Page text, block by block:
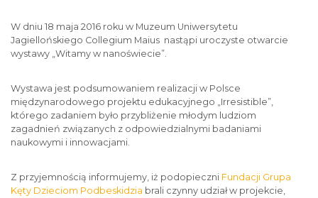
W dniu 18 maja 2016 roku w Muzeum Uniwersytetu
Jagiellońskiego Collegium Maius nastąpi uroczyste otwarcie
wystawy „Witamy w nanoświecie”.
Wystawa jest podsumowaniem realizacji w Polsce
międzynarodowego projektu edukacyjnego „Irresistible”,
którego zadaniem było przybliżenie młodym ludziom
zagadnień związanych z odpowiedzialnymi badaniami
naukowymi i innowacjami.
Z przyjemnością informujemy, iż podopieczni Fundacji Grupa
Kęty Dzieciom Podbeskidzia brali czynny udział w projekcie,